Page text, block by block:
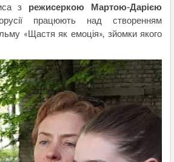
з режисеркою
Мартою-Дарією
працюють над створенням
«Щастя як емоція», зйомки якого